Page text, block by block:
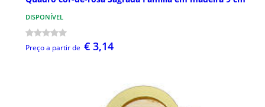
DISPONÍVEL
Preço a partir de € 3,14